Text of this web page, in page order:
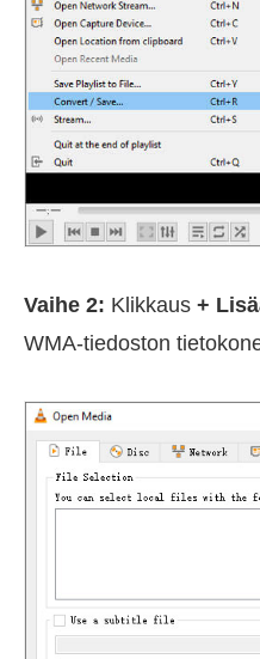
Vaihe 2: Klikkaus +
WMA-tiedoston